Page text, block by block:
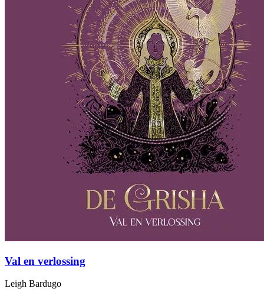
Val en verlossing
Leigh Bardugo